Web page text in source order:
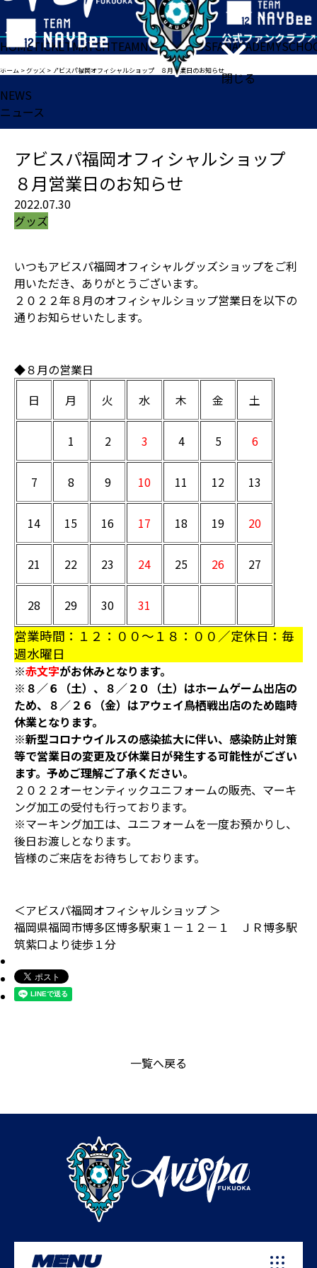
閉じる
HOMETICKETMATCHTEAMNEWSGOODSFANACADEMY
ホーム >グッズ > アビスパ福岡オフィシャルショップ ８月営業日のお知らせ
NEWS
ニュース
アビスパ福岡オフィシャルショップ
８月営業日のお知らせ
2022.07.30
グッズ
いつもアビスパ福岡オフィシャルグッズショップをご利
用いただき、ありがとうございます。
２０２２年８月のオフィシャルショップ営業日を以下の
通りお知らせいたします。
◆８月の営業日
日
月 火 水 木 金 土
1 2 3 4 5 6
7 8 9 10 11 12 13
14 15 16 17 18 19 20
21 22 23 24 25 26 27
28 29 30 31
営業時間：１２：００～１８：００／定休日：毎
週水曜日
※赤文字がお休みとなります。
※８／６（土）、８／２０（土）はホームゲーム出店の
ため、８／２６（金）はアウェイ鳥栖戦出店のため臨時
休業となります。
※新型コロナウイルスの感染拡大に伴い、感染防止対策
等で営業日の変更及び休業日が発生する可能性がござい
ます。予めご理解ご了承ください。
２０２２オーセンティックユニフォームの販売、マーキ
ング加工の受付も行っております。
※マーキング加工は、ユニフォームを一度お預かりし、
後日お渡しとなります。
皆様のご来店をお待ちしております。
＜アビスパ福岡オフィシャルショップ ＞
福岡県福岡市博多区博多駅東１－１２－１ ＪＲ博多駅
筑紫口より徒歩１分
一覧へ戻る
MENU